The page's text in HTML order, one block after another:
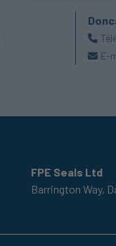
E-
FPE Seals Ltd
Barrington Way,